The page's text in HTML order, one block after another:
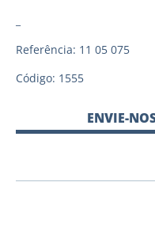
Referência: 11 05 075
Código: 1555
ENVIE-